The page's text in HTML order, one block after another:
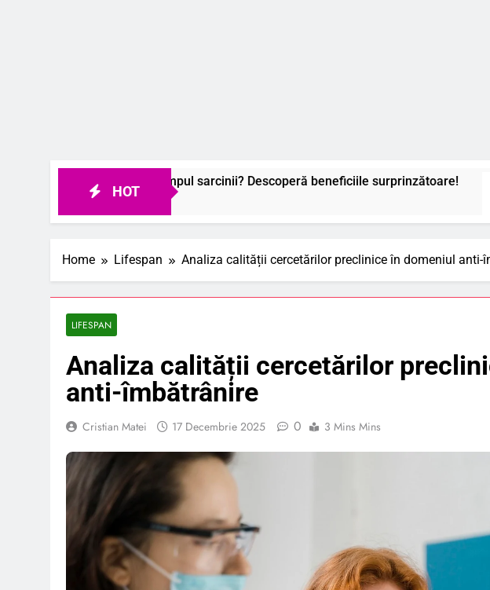
HOT
în timpul sarcinii? Descoperă beneficiile surprinzătoare!
6
Home Lifespan Analiza calității cercetărilor preclinice în domeniul anti-
LIFESPAN
Analiza calității cercetărilor
anti-îmbătrânire
Cristian Matei 17 Decembrie 2025 0 3 Mins Mins